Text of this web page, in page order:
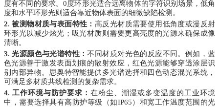
度有不同的要求。0度环形光适合远离物体的字符识别场景，低角
度和水平环形光则适合靠近物体表面的细微缺陷检测。
2. 被测物材质与表面特性： 高反光材质需要使用低角度或漫反射
环形光以减少炫光；吸光材质则需要更高亮度的光源来确保成像
清晰。
3. 光源颜色与光谱特性：不同材质对光色的反应不同。例如，蓝
色光源善于激发表面划痕的散射效应，红色光源能够穿透涂层识
别内部异物。思奥特智能提供多光谱选择和四色动态混光系统，
可满足多材质共线检测的复杂需求。
4. 工作环境与防护要求： 在粉尘、潮湿或多变温度的工业环境
中，需要选择具有高防护等级（如IP65）和宽工作温度范围的光